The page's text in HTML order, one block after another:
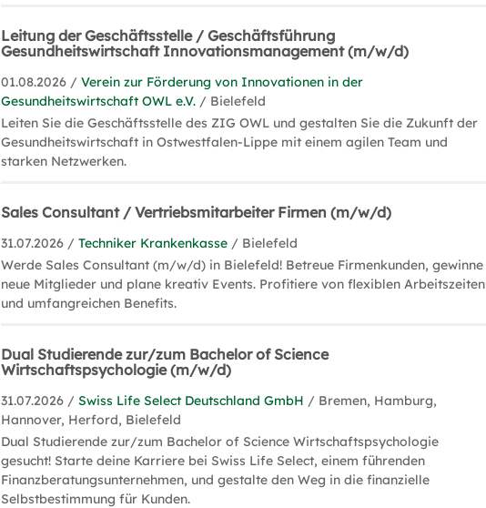
Leitung der Geschäftsstelle / Geschäftsführung
Gesundheitswirtschaft Innovationsmanagement (m/w/d)
01.08.2026 /Verein zur Förderung von Innovationen in der
Gesundheitswirtschaft OWL e.V. / Bielefeld
Leiten Sie die Geschäftsstelle des ZIG OWL und gestalten Sie die Zukunft der
Gesundheitswirtschaft in Ostwestfalen-Lippe mit einem agilen Team und
starken Netzwerken.
Sales Consultant / Vertriebsmitarbeiter Firmen (m/w/d)
31.07.2026 /Techniker Krankenkasse / Bielefeld
Werde Sales Consultant (m/w/d) in Bielefeld! Betreue Firmenkunden, gewinne
neue Mitglieder und plane kreativ Events. Profitiere von flexiblen Arbeitszeiten
und umfangreichen Benefits.
Dual Studierende zur/zum Bachelor of Science
Wirtschaftspsychologie (m/w/d)
31.07.2026 /Swiss Life Select Deutschland GmbH / Bremen, Hamburg,
Hannover, Herford, Bielefeld
Dual Studierende zur/zum Bachelor of Science Wirtschaftspsychologie
gesucht! Starte deine Karriere bei Swiss Life Select, einem führenden
Finanzberatungsunternehmen, und gestalte den Weg in die finanzielle
Selbstbestimmung für Kunden.